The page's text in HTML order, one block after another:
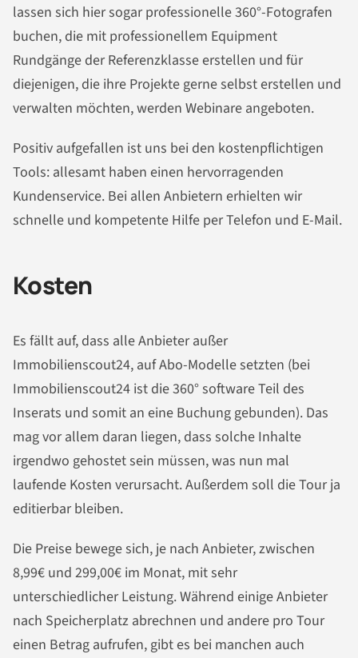
lassen sich hier sogar professionelle 360°-Fotografen
buchen, die mit professionellem Equipment
Rundgänge der Referenzklasse erstellen und für
diejenigen, die ihre Projekte gerne selbst erstellen und
verwalten möchten, werden Webinare angeboten.
Positiv aufgefallen ist uns bei den kostenpflichtigen
Tools: allesamt haben einen hervorragenden
Kundenservice. Bei allen Anbietern erhielten wir
schnelle und kompetente Hilfe per Telefon und E-Mail.
Kosten
Es fällt auf, dass alle Anbieter außer
Immobilienscout24, auf Abo-Modelle setzten (bei
Immobilienscout24 ist die 360° software Teil des
Inserats und somit an eine Buchung gebunden). Das
mag vor allem daran liegen, dass solche Inhalte
irgendwo gehostet sein müssen, was nun mal
laufende Kosten verursacht. Außerdem soll die Tour ja
editierbar bleiben.
Die Preise bewege sich, je nach Anbieter, zwischen
8,99€ und 299,00€ im Monat, mit sehr
unterschiedlicher Leistung. Während einige Anbieter
nach Speicherplatz abrechnen und andere pro Tour
einen Betrag aufrufen, gibt es bei manchen auch